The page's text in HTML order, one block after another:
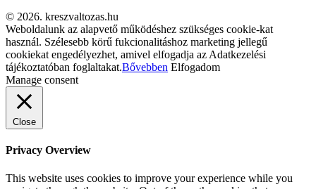
© 2026. kreszvaltozas.hu
Weboldalunk az alapvető működéshez szükséges cookie-kat
használ. Szélesebb körű fukcionalitáshoz marketing jellegű
cookiekat engedélyezhet, amivel elfogadja az Adatkezelési
tájékoztatóban foglaltakat.Bővebben Elfogadom
Manage consent
Close
Privacy Overview
This website uses cookies to improve your experience while you